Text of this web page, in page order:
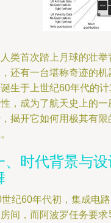
类首次踏上月球的壮
还有一台堪称奇迹的
生于上世纪60年代的
，成为了航天史上的
揭开它如何用极其有
、时代背景与
纪60年代初，集成电
间，而阿波罗任务要